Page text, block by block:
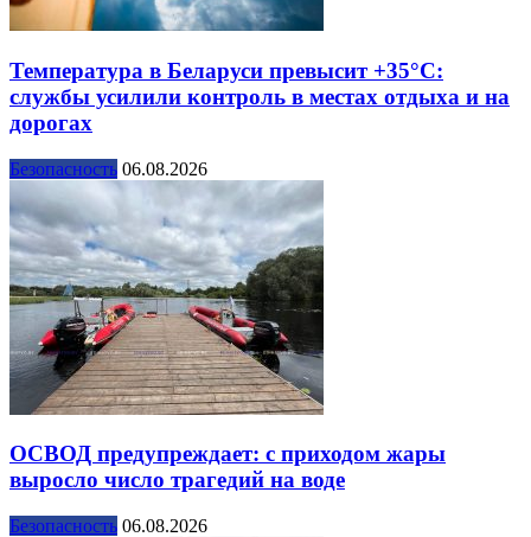
Температура в Беларуси превысит +35°С:
службы усилили контроль в местах отдыха и на
дорогах
Безопасность 06.08.2026
ОСВОД предупреждает: с приходом жары
выросло число трагедий на воде
Безопасность 06.08.2026